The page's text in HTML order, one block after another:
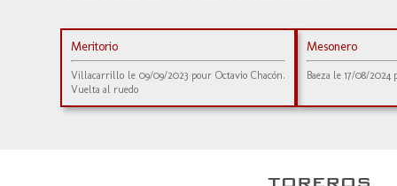
Meritorio
Villacarrillo le 09/09/2023 pour Octavio Chacón.
Vuelta al ruedo
Mesonero
Baeza le 17/08/